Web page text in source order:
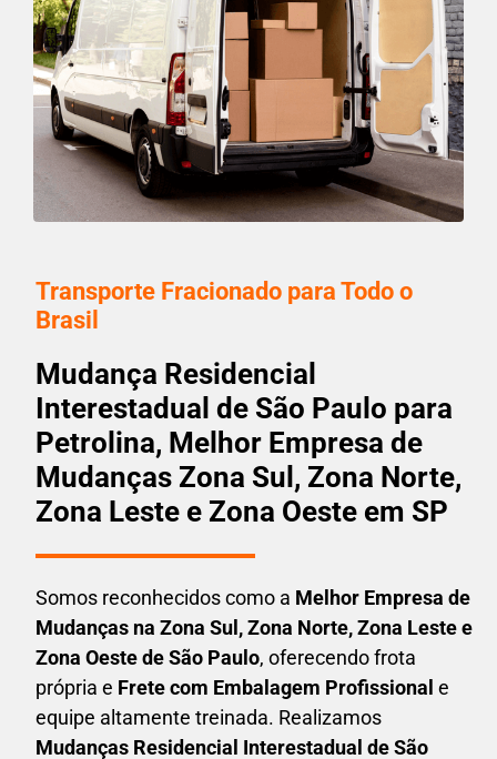
Transporte Fracionado para Todo o
Brasil
Mudança Residencial
Interestadual de São Paulo para
Petrolina, Melhor Empresa de
Mudanças Zona Sul, Zona Norte,
Zona Leste e Zona Oeste em SP
Somos reconhecidos como a Melhor Empresa de
Mudanças na Zona Sul, Zona Norte, Zona Leste e
Zona Oeste de São Paulo, oferecendo frota
própria e Frete com Embalagem Profissional e
equipe altamente treinada. Realizamos
Mudanças Residencial Interestadual de São